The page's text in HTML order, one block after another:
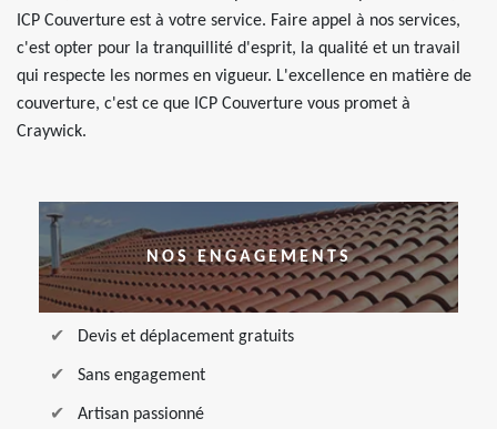
ICP Couverture est à votre service. Faire appel à nos services,
c'est opter pour la tranquillité d'esprit, la qualité et un travail
qui respecte les normes en vigueur. L'excellence en matière de
couverture, c'est ce que ICP Couverture vous promet à
Craywick.
NOS ENGAGEMENTS
Devis et déplacement gratuits
Sans engagement
Artisan passionné